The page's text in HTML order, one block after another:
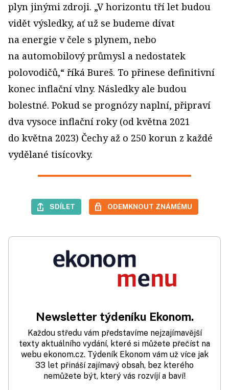
plyn jinými zdroji. „V horizontu tří let budou
vidět výsledky, ať už se budeme dívat
na energie v čele s plynem, nebo
na automobilový průmysl a nedostatek
polovodičů,“ říká Bureš. To přinese definitivní
konec inflační vlny. Následky ale budou
bolestné. Pokud se prognózy naplní, připraví
dva vysoce inflační roky (od května 2021
do května 2023) Čechy až o 250 korun z každé
vydělané tisícovky.
SDÍLET ODEMKNOUT ZNÁMÉMU
Newsletter týdeníku Ekonom.
Každou středu vám představíme nejzajímavější
texty aktuálního vydání, které si můžete přečíst na
webu ekonom.cz. Týdeník Ekonom vám už více jak
33 let přináší zajímavý obsah, bez kterého
nemůžete být, který vás rozvíjí a baví!